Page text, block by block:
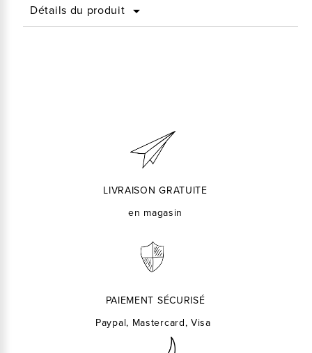
Détails du produit 
LIVRAISON GRATUITE
en magasin
PAIEMENT SÉCURISÉ
Paypal, Mastercard, Visa